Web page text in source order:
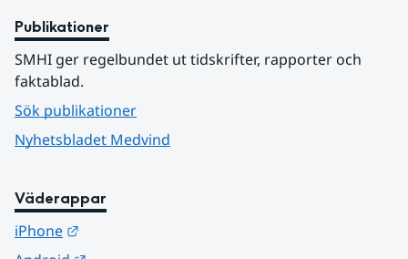
Publikationer
SMHI ger regelbundet ut tidskrifter, rapporter och
faktablad.
Sök publikationer
Nyhetsbladet Medvind
Väderappar
iPhone